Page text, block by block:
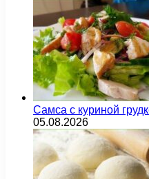
Самса с куриной
05.08.2026